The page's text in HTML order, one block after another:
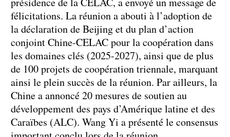
félicitations. La réunion a abouti à l’adoption de
la déclaration de Beijing et du plan d’action
conjoint Chine-CELAC pour la coopération dans
les domaines clés (2025-2027), ainsi que de plus
de 100 projets de coopération triennale, marquant
ainsi le plein succès de la réunion. Par ailleurs, la
Chine a annoncé 20 mesures de soutien au
développement des pays d’Amérique latine et des
Caraïbes (ALC). Wang Yi a présenté le consensus